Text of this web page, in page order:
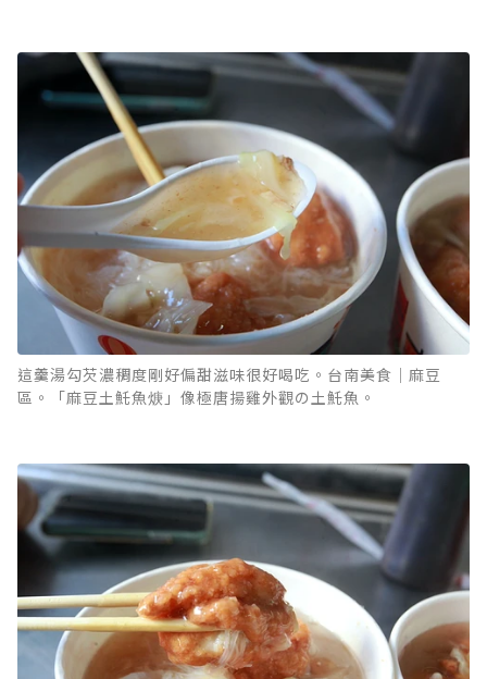
這羹湯勾芡濃稠度剛好偏甜滋味很好喝吃。台南美食｜麻豆
區。「麻豆土魠魚焿」像極唐揚雞外觀の土魠魚。